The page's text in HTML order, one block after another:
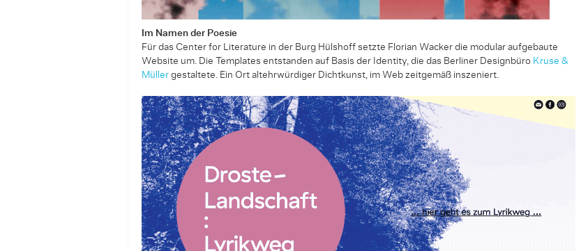
Im Namen der Poesie
Für das Center for Literature in der Burg Hülshoff setzte Florian Wacker die modular aufgebaute
Website um. Die Templates entstanden auf Basis der Identity, die das Berliner Designbüro Kruse &
Müllergestal­tete. Ein Ort altehrwürdiger Dichtkunst, im Web ­zeit­gemäß inszeniert.